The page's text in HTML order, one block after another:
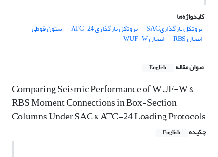
کلیدواژه‌ها
پروتکل بارگذاریSAC
پروتکل بارگذاری ATC-24 ستون قوطی
اتصال RBS اتصال WUF-W
عنوان مقاله English
Comparing Seismic Performance of WUF-W &
RBS Moment Connections in Box-Section
Columns Under SAC & ATC-24 Loading Protocols
چکیده English